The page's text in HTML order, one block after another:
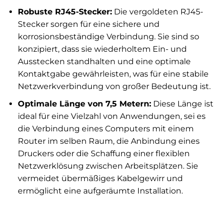
Robuste RJ45-Stecker:Die vergoldeten RJ45-
Stecker sorgen für eine sichere und
korrosionsbeständige Verbindung. Sie sind so
konzipiert, dass sie wiederholtem Ein- und
Ausstecken standhalten und eine optimale
Kontaktgabe gewährleisten, was für eine stabile
Netzwerkverbindung von großer Bedeutung ist.
Optimale Länge von 7,5 Metern:Diese Länge ist
ideal für eine Vielzahl von Anwendungen, sei es
die Verbindung eines Computers mit einem
Router im selben Raum, die Anbindung eines
Druckers oder die Schaffung einer flexiblen
Netzwerklösung zwischen Arbeitsplätzen. Sie
vermeidet übermäßiges Kabelgewirr und
ermöglicht eine aufgeräumte Installation.